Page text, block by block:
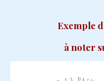
Exemple
à noter